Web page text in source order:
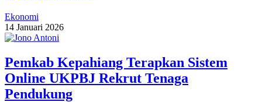
Ekonomi
14 Januari 2026
Pemkab Kepahiang Terapkan Sistem
Online UKPBJ Rekrut Tenaga
Pendukung